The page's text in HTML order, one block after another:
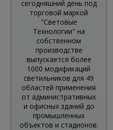
сегодняшний день под
торговой маркой
"Световые
Технологии" на
собственном
производстве
выпускается более
1000 модификаций
светильников для 49
областей применения
от административных
и офисных зданий до
промышленных
объектов и стадионов.